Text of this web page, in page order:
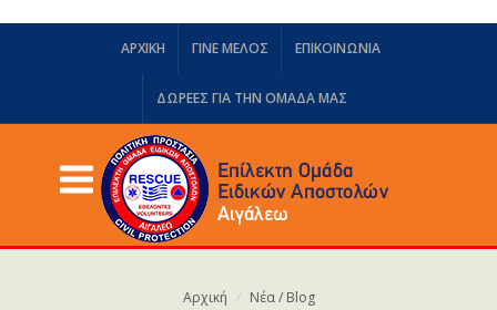
ΑΡΧΙΚΗ ΓΙΝΕ ΜΕΛΟΣ ΕΠΙΚΟΙΝΩΝΙΑ
ΔΩΡΕΈΣ ΓΙΑ ΤΗΝ ΟΜΆΔΑ ΜΑΣ
Αρχική Νέα / Blog